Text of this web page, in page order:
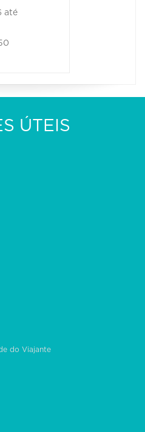
até
ÚTEIS
do Viajante